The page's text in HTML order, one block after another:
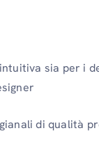
sia per i
di qualità